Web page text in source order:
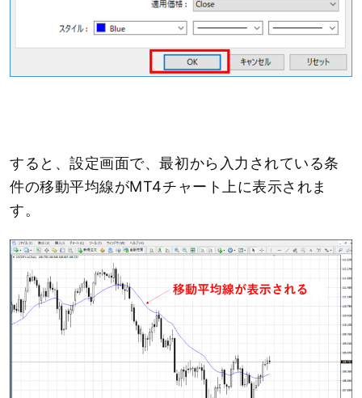
すると、設定画面で、最初から入力されている条
件の移動平均線がMT4チャート上に表示されま
す。